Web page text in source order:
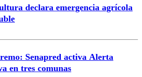
declara emergencia agrícola
Senapred activa Alerta
en tres comunas